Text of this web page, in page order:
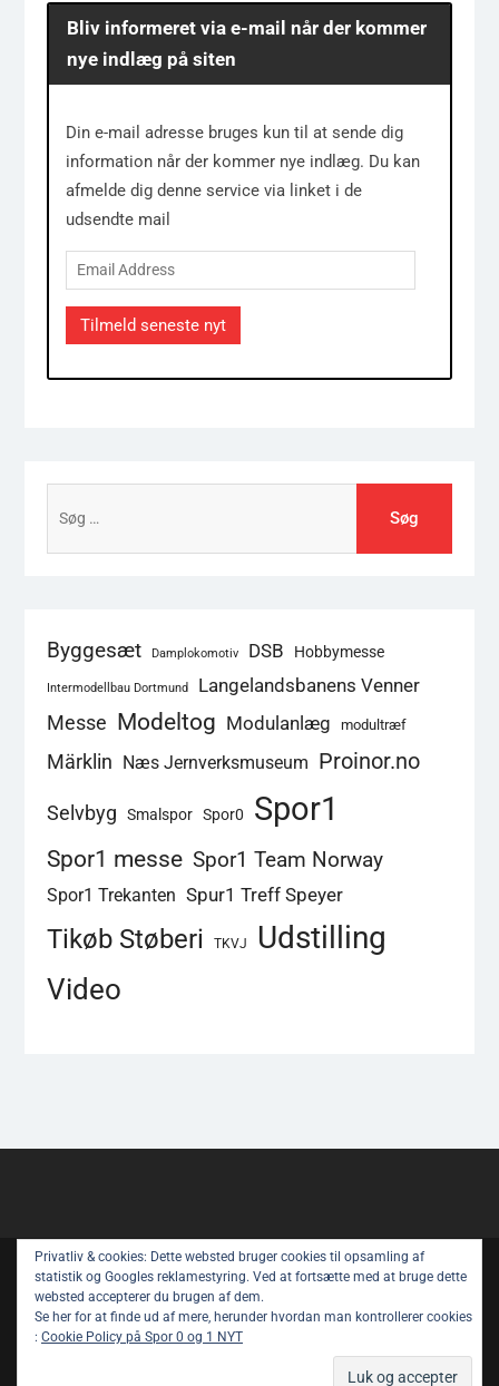
Bliv informeret via e-mail når der kommer
nye indlæg på siten
Din e-mail adresse bruges kun til at sende dig
information når der kommer nye indlæg. Du kan
afmelde dig denne service via linket i de
udsendte mail
Email
Address
Tilmeld seneste nyt
efter:
Byggesæt Damplokomotiv DSB Hobbymesse
Intermodellbau Dortmund
Langelandsbanens Venner
Messe Modeltog Modulanlæg modultræf
Märklin Næs Jernverksmuseum Proinor.no
Selvbyg Smalspor Spor0 Spor1
Spor1 messe Spor1 Team Norway
Spor1 Trekanten Spur1 Treff Speyer
Tikøb Støberi TKVJ Udstilling
Video
Copyright © All rights reserved.
Spor 1 Nyt – Youtube
Privatlivspolitik
Om Spor 1 NYT
Privatliv & cookies: Dette websted bruger cookies til opsamling af
statistik og Googles reklamestyring. Ved at fortsætte med at bruge dette
websted accepterer du brugen af ​​dem.
Se her for at finde ud af mere, herunder hvordan man kontrollerer cookies
: Cookie Policy på Spor 0 og 1 NYT